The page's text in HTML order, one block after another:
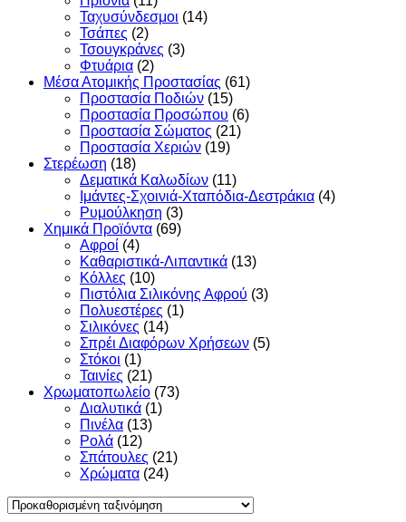
Ταχυσύνδεσμοι (14)
Τσάπες (2)
Τσουγκράνες (3)
Φτυάρια (2)
Μέσα Ατομικής Προστασίας (61)
Προστασία Ποδιών (15)
Προστασία Προσώπου (6)
Προστασία Σώματος (21)
Προστασία Χεριών (19)
Στερέωση (18)
Δεματικά Καλωδίων (11)
Ιμάντες-Σχοινιά-Χταπόδια-Δεστράκια (4)
Ρυμούλκηση (3)
Χημικά Προϊόντα (69)
Αφροί (4)
Καθαριστικά-Λιπαντικά (13)
Κόλλες (10)
Πιστόλια Σιλικόνης Αφρού (3)
Πολυεστέρες (1)
Σιλικόνες (14)
Σπρέι Διαφόρων Χρήσεων (5)
Στόκοι (1)
Ταινίες (21)
Χρωματοπωλείο (73)
Διαλυτικά (1)
Πινέλα (13)
Ρολά (12)
Σπάτουλες (21)
Χρώματα (24)